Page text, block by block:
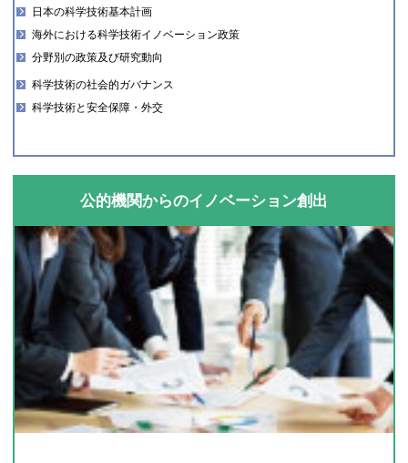
日本の科学技術基本計画
海外における科学技術イノベーション政策
分野別の政策及び研究動向
科学技術の社会的ガバナンス
科学技術と安全保障・外交
公的機関からのイノベーション創出